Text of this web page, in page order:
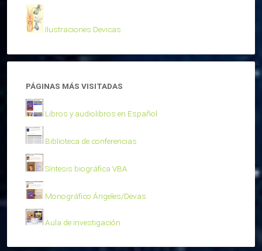
Ilustraciones Devicas
PÁGINAS MÁS VISITADAS
Libros y audiolibros en Español
Biblioteca de conferencias
Síntesis biográfica VBA
Monográfico Ángeles/Devas
Aula de investigación